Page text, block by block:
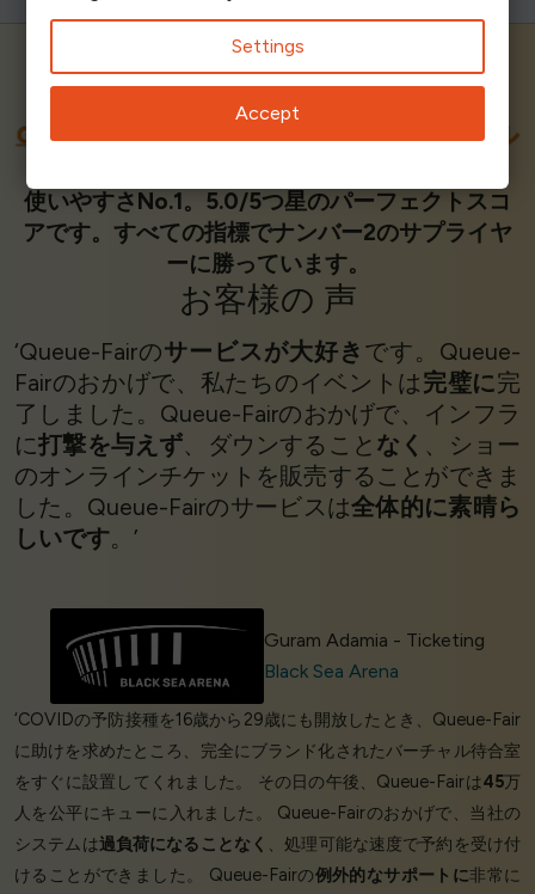
G 2とSOURCEFORGEで最高評価のバーチャル
使いやすさNo.1。5.0/5つ星のパーフェクトスコ
アです。すべての指標でナンバー2のサプライヤ
ーに勝っています。
お客様の 声
‘Queue-Fairのサービスが大好き です。Queue-
Fairのおかげで、私たちのイベントは完璧に完
了しました。Queue-Fairのおかげで、インフラ
に打撃を与えず、ダウンすること なく 、ショー
のオンラインチケットを販売することができま
した。Queue-Fairのサービスは全体的に素晴ら
しいです。’
Guram Adamia - Ticketing
Black Sea Arena
‘COVIDの予防接種を16歳から29歳にも開放したとき、Queue-Fair
に助けを求めたところ、完全にブランド化されたバーチャル待合室
をすぐに設置してくれました。 その日の午後、Queue-Fairは45万
人を公平にキューに入れました。 Queue-Fairのおかげで、当社の
システムは過負荷になることなく 、処理可能な速度で予約を受け付
けることができました。 Queue-Fairの例外的なサポートに非常に
Settings
Accept